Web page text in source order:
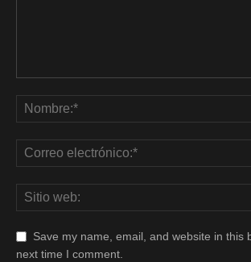
Save my name, email, and website in this
next time I comment.